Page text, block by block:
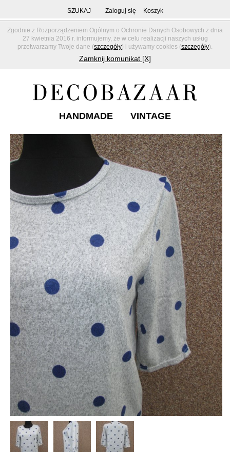
Zgodnie z Rozporządzeniem Ogólnym o Ochronie Danych Osobowych z dnia
27 kwietnia 2016 r. informujemy, że w celu realizacji naszych usług
przetwarzamy Twoje dane (szczegóły) i używamy cookies (szczegóły).
Zamknij komunikat [X]
SZUKAJ Zaloguj się Koszyk
HANDMADE VINTAGE